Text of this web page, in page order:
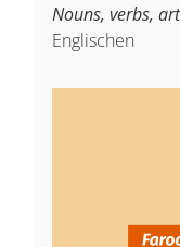
Nouns, verbs,
Englischen